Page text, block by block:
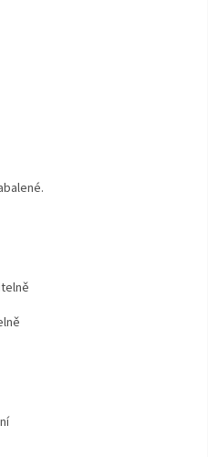
je 5 z 5 hvězdiček.
je 5 z 5 hvězdiček.
je 5 z 5 hvězdiček.
je 5 z 5 hvězdiček.